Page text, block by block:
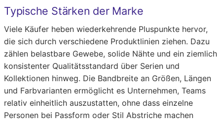
Typische Stärken der Marke
Viele Käufer heben wiederkehrende Pluspunkte hervor,
die sich durch verschiedene Produktlinien ziehen. Dazu
zählen belastbare Gewebe, solide Nähte und ein ziemlich
konsistenter Qualitätsstandard über Serien und
Kollektionen hinweg. Die Bandbreite an Größen, Längen
und Farbvarianten ermöglicht es Unternehmen, Teams
relativ einheitlich auszustatten, ohne dass einzelne
Personen bei Passform oder Stil Abstriche machen